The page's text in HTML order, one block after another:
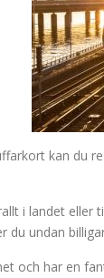
kan du
i landet eller
undan
och har en